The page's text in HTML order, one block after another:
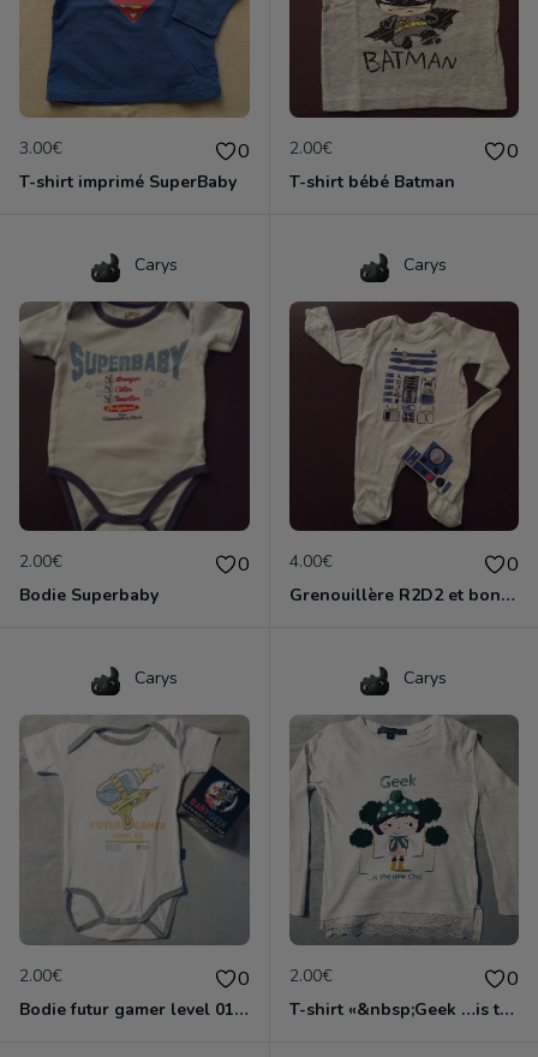
3.00€ 0
T-shirt imprimé SuperBaby
2.00€ 0
T-shirt bébé Batman
Carys
2.00€ 0
Bodie Superbaby
Carys
4.00€ 0
Grenouillère R2D2 et bonnet
Carys
2.00€ 0
Bodie futur gamer level 01Babygeek
Carys
2.00€ 0
T-shirt «&nbsp;Geek …is the new chic&nbsp;» 4 ans